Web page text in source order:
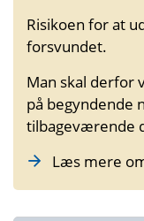
Risikoen for at
forsvundet.
Man skal derfor
på begyndende
tilbageværende
Læs mere